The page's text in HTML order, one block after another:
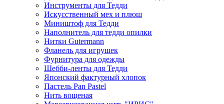
Инструменты для Тедди
Искусственный мех и плюш
Миништоф для Тедди
Наполнитель для тедди опилки
Нитки Gutermann
Фланель для игрушек
Фурнитура для одежды
Шебби-ленты для Тедди
Японский фактурный хлопок
Пастель Pan Pastel
Нить вощеная